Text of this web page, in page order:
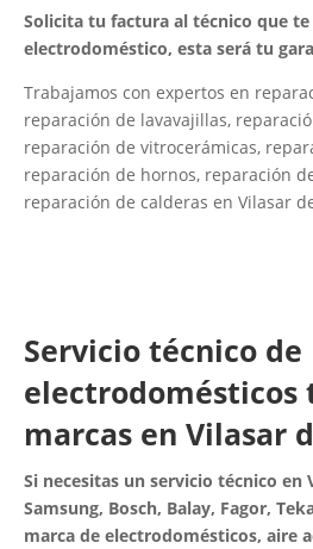
Solicita tu factura al técnico que
electrodoméstico, esta será tu
Trabajamos con expertos en
reparación de lavavajillas,
reparación de vitrocerámicas,
reparación de hornos, reparación
reparación de calderas en Vilasar
Servicio técnico de
electrodomésticos
marcas en Vilasar
Si necesitas un servicio técnico en
Samsung, Bosch, Balay, Fagor,
marca de electrodomésticos, aire